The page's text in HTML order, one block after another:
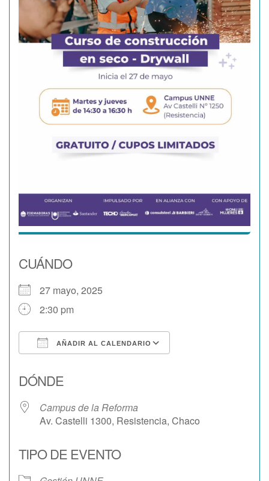
CUÁNDO
27 mayo, 2025
2:30 pm
AÑADIR AL CALENDARIO
DÓNDE
Campus de la Reforma
Av. Castelli 1300, Resistencia, Chaco
TIPO DE EVENTO